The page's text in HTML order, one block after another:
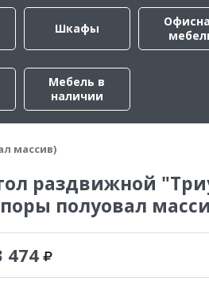
Шкафы
Мебель в
наличии
массив)
раздвижной
полуовал
474